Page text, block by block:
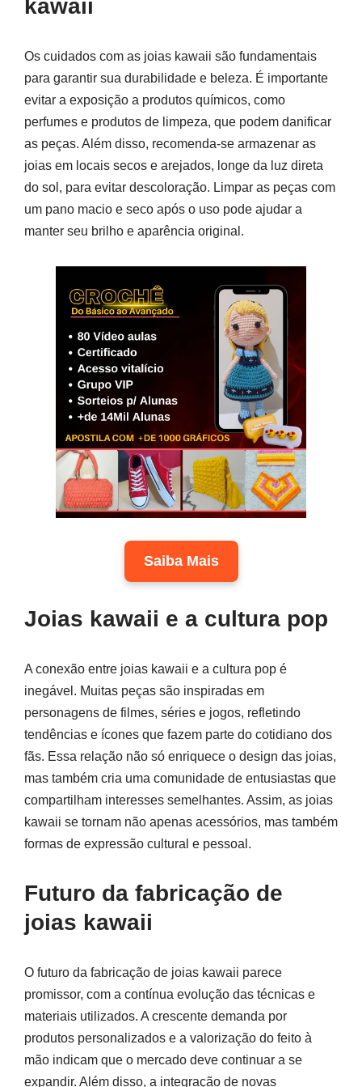
kawaii
Os cuidados com as joias kawaii são fundamentais
para garantir sua durabilidade e beleza. É importante
evitar a exposição a produtos químicos, como
perfumes e produtos de limpeza, que podem danificar
as peças. Além disso, recomenda-se armazenar as
joias em locais secos e arejados, longe da luz direta
do sol, para evitar descoloração. Limpar as peças com
um pano macio e seco após o uso pode ajudar a
manter seu brilho e aparência original.
Saiba Mais
Joias kawaii e a cultura pop
A conexão entre joias kawaii e a cultura pop é
inegável. Muitas peças são inspiradas em
personagens de filmes, séries e jogos, refletindo
tendências e ícones que fazem parte do cotidiano dos
fãs. Essa relação não só enriquece o design das joias,
mas também cria uma comunidade de entusiastas que
compartilham interesses semelhantes. Assim, as joias
kawaii se tornam não apenas acessórios, mas também
formas de expressão cultural e pessoal.
Futuro da fabricação de
joias kawaii
O futuro da fabricação de joias kawaii parece
promissor, com a contínua evolução das técnicas e
materiais utilizados. A crescente demanda por
produtos personalizados e a valorização do feito à
mão indicam que o mercado deve continuar a se
expandir. Além disso, a integração de novas